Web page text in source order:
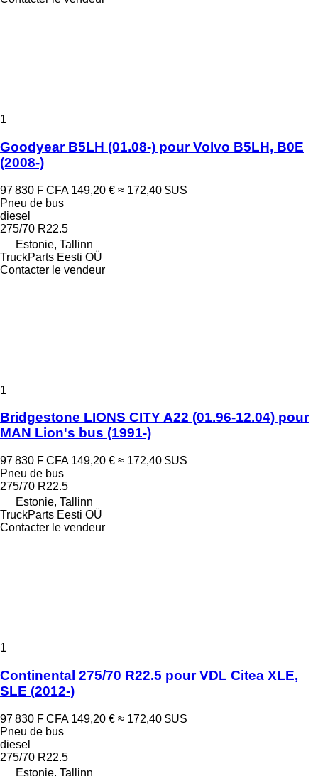
1
Goodyear B5LH (01.08-) pour Volvo B5LH, B0E
(2008-)
97 830 F CFA 149,20 € ≈ 172,40 $US
Pneu de bus
diesel
275/70 R22.5
Estonie, Tallinn
TruckParts Eesti OÜ
Contacter le vendeur
1
Bridgestone LIONS CITY A22 (01.96-12.04) pour
MAN Lion's bus (1991-)
97 830 F CFA 149,20 € ≈ 172,40 $US
Pneu de bus
275/70 R22.5
Estonie, Tallinn
TruckParts Eesti OÜ
Contacter le vendeur
1
Continental 275/70 R22.5 pour VDL Citea XLE,
SLE (2012-)
97 830 F CFA 149,20 € ≈ 172,40 $US
Pneu de bus
diesel
275/70 R22.5
Estonie, Tallinn